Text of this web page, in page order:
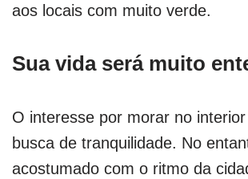
aos locais com muito verde.
Sua vida será muito
O interesse por morar no
busca de tranquilidade. No
acostumado com o ritmo da